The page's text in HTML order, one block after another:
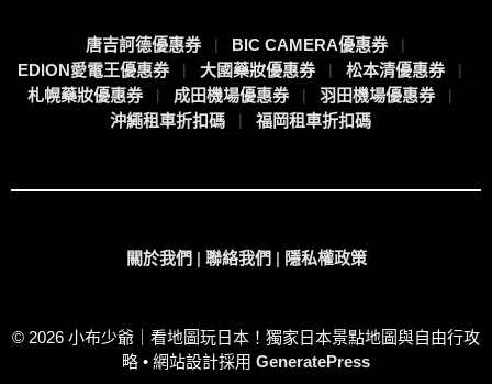
唐吉訶德優惠券
BIC CAMERA優惠券
EDION愛電王優惠券
大國藥妝優惠券
松本清優惠券
札幌藥妝優惠券
成田機場優惠券
羽田機場優惠券
沖繩租車折扣碼
福岡租車折扣碼
關於我們 | 聯絡我們 | 隱私權政策
© 2026 小布少爺｜看地圖玩日本！獨家日本景點地圖與自由行攻
略 • 網站設計採用 GeneratePress